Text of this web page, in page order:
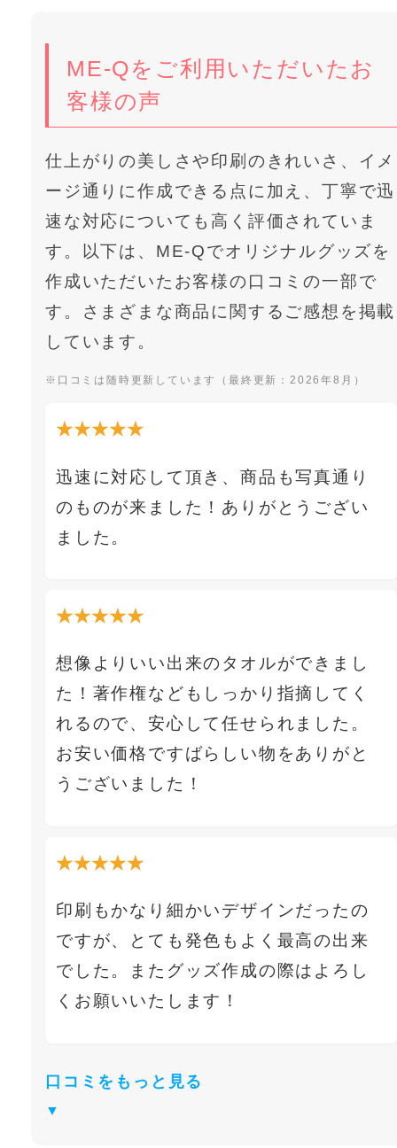
ME-Qをご利用いただいたお
客様の声
仕上がりの美しさや印刷のきれいさ、イメ
ージ通りに作成できる点に加え、丁寧で迅
速な対応についても高く評価されていま
す。以下は、ME-Qでオリジナルグッズを
作成いただいたお客様の口コミの一部で
す。さまざまな商品に関するご感想を掲載
しています。
※口コミは随時更新しています（最終更新：2026年8月）
★★★★★
迅速に対応して頂き、商品も写真通り
のものが来ました！ありがとうござい
ました。
★★★★★
想像よりいい出来のタオルができまし
た！著作権などもしっかり指摘してく
れるので、安心して任せられました。
お安い価格ですばらしい物をありがと
うございました！
★★★★★
印刷もかなり細かいデザインだったの
ですが、とても発色もよく最高の出来
でした。またグッズ作成の際はよろし
くお願いいたします！
口コミをもっと見る